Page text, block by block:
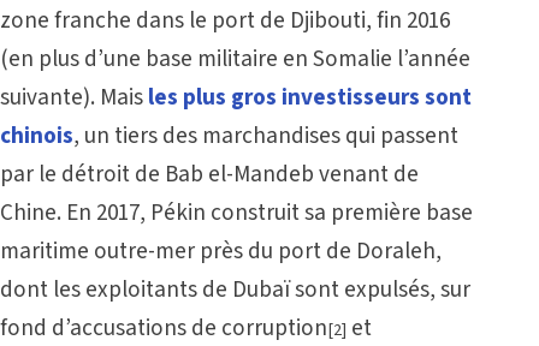
zone franche dans le port de Djibouti, fin 2016
(en plus d’une base militaire en Somalie l’année
suivante). Maisles plus gros investisseurs sont
chinois, un tiers des marchandises qui passent
par le détroit de Bab el-Mandeb venant de
Chine. En 2017, Pékin construit sa première base
maritime outre-mer près du port de Doraleh,
dont les exploitants de Dubaï sont expulsés, sur
fond d’accusations de corruption[2] et